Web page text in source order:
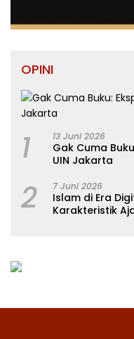
OPINI
1 13 Juni 2026
Gak Cuma
UIN Jakarta
2 7 Juni 2026
Islam di Era
Karakteristik